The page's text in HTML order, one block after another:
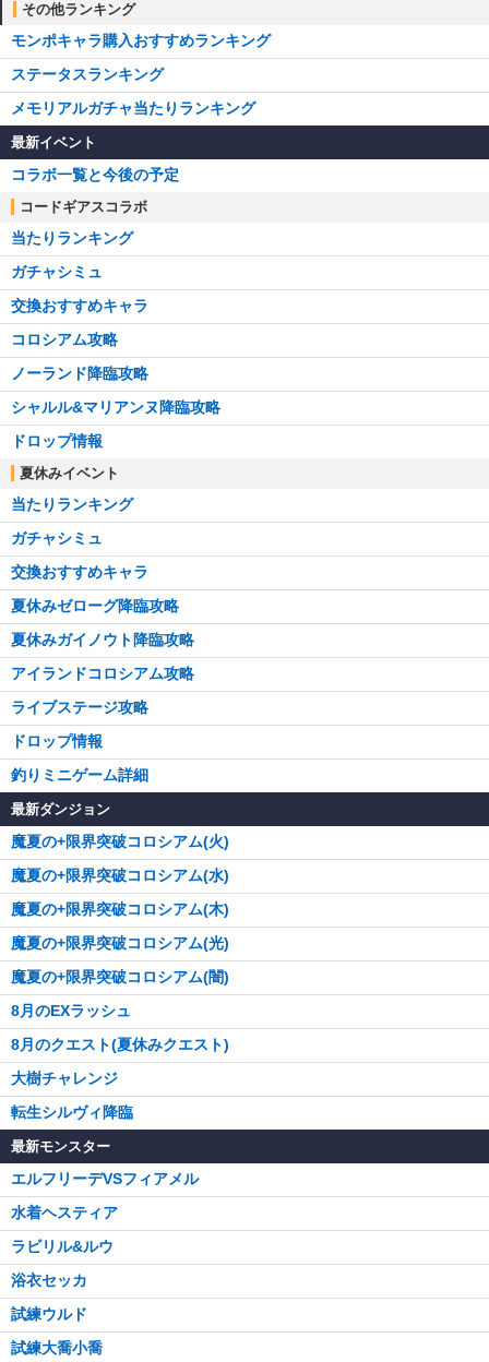
その他ランキング
モンポキャラ購入おすすめランキング
ステータスランキング
メモリアルガチャ当たりランキング
最新イベント
コラボ一覧と今後の予定
コードギアスコラボ
当たりランキング
ガチャシミュ
交換おすすめキャラ
コロシアム攻略
ノーランド降臨攻略
シャルル&マリアンヌ降臨攻略
ドロップ情報
夏休みイベント
当たりランキング
ガチャシミュ
交換おすすめキャラ
夏休みゼローグ降臨攻略
夏休みガイノウト降臨攻略
アイランドコロシアム攻略
ライブステージ攻略
ドロップ情報
釣りミニゲーム詳細
最新ダンジョン
魔夏の+限界突破コロシアム(火)
魔夏の+限界突破コロシアム(水)
魔夏の+限界突破コロシアム(木)
魔夏の+限界突破コロシアム(光)
魔夏の+限界突破コロシアム(闇)
8月のEXラッシュ
8月のクエスト(夏休みクエスト)
大樹チャレンジ
転生シルヴィ降臨
最新モンスター
エルフリーデVSフィアメル
水着ヘスティア
ラビリル&ルウ
浴衣セッカ
試練ウルド
試練大喬小喬